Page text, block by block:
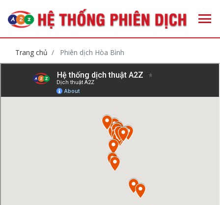
Trang chủ Phiên dịch Hòa Bình